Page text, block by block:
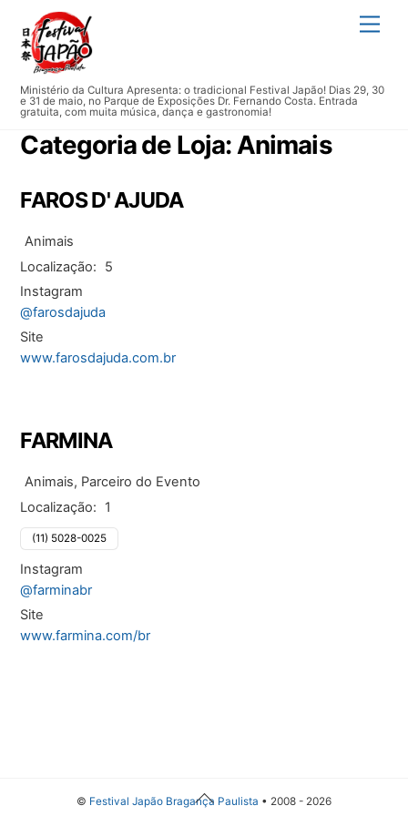
content
Ministério da Cultura Apresenta: o tradicional Festival Japão! Dias 29, 30
e 31 de maio, no Parque de Exposições Dr. Fernando Costa. Entrada
gratuita, com muita música, dança e gastronomia!
Categoria de Loja:Animais
FAROS D' AJUDA
Animais
Localização:
5
Instagram
@farosdajuda
Site
www.farosdajuda.com.br
FARMINA
Animais, Parceiro do Evento
Localização:
1
(11) 5028-0025
Instagram
@farminabr
Site
www.farmina.com/br
Back
To
© Festival Japão Bragança Paulista • 2008 - 2026